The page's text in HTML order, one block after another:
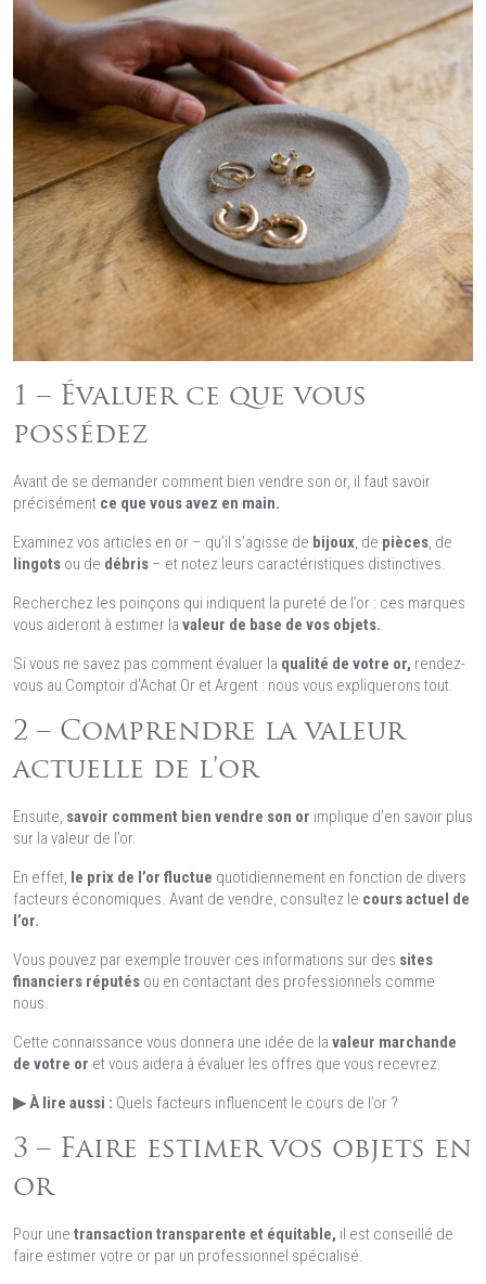
1 – Évaluer ce que vous
possédez
Avant de se demander comment bien vendre son or, il faut savoir
précisément ce que vous avez en main.
Examinez vos articles en or – qu’il s’agisse de bijoux, de pièces, de
lingots ou de débris – et notez leurs caractéristiques distinctives.
Recherchez les poinçons qui indiquent la pureté de l’or : ces marques
vous aideront à estimer la valeur de base de vos objets.
Si vous ne savez pas comment évaluer la qualité de votre or, rendez-
vous au Comptoir d’Achat Or et Argent : nous vous expliquerons tout.
2 – Comprendre la valeur
actuelle de l’or
Ensuite, savoir comment bien vendre son or implique d’en savoir plus
sur la valeur de l’or.
En effet, le prix de l’or fluctue quotidiennement en fonction de divers
facteurs économiques. Avant de vendre, consultez le cours actuel de
l’or.
Vous pouvez par exemple trouver ces informations sur des sites
financiers réputés ou en contactant des professionnels comme
nous.
Cette connaissance vous donnera une idée de la valeur marchande
de votre or et vous aidera à évaluer les offres que vous recevrez.
▶ À lire aussi : Quels facteurs influencent le cours de l’or ?
3 – Faire estimer vos objets en
or
Pour une transaction transparente et équitable, il est conseillé de
faire estimer votre or par un professionnel spécialisé.